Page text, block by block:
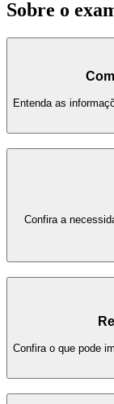
Sobre o
Entenda as
Confira a
Confira o que pode